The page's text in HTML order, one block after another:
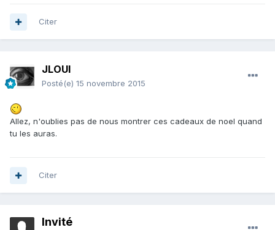
Citer
JLOUI
Posté(e) 15 novembre 2015
Allez, n'oublies pas de nous montrer ces cadeaux de noel quand
tu les auras.
Citer
Invité